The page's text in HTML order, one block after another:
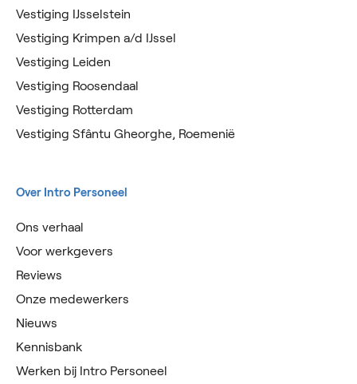
Vestiging IJsselstein
Vestiging Krimpen a/d IJssel
Vestiging Leiden
Vestiging Roosendaal
Vestiging Rotterdam
Vestiging Sfântu Gheorghe, Roemenië
Over Intro Personeel
Ons verhaal
Voor werkgevers
Reviews
Onze medewerkers
Nieuws
Kennisbank
Werken bij Intro Personeel